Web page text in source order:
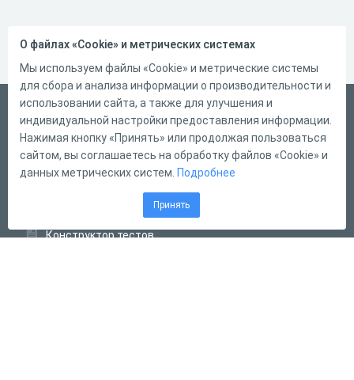
Русский
Справка
Форма обратной связи
Конструктор тестов
О файлах «Cookie» и метрических системах
Мы используем файлы «Cookie» и метрические системы
для сбора и анализа информации о производительности и
использовании сайта, а также для улучшения и
индивидуальной настройки предоставления информации.
Нажимая кнопку «Принять» или продолжая пользоваться
сайтом, вы соглашаетесь на обработку файлов «Cookie» и
данных метрических систем. Подробнее
Принять